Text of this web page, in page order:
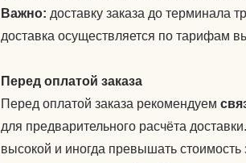
Важно: доставку заказа до терминала
доставка осуществляется по тарифам
Перед оплатой заказа
Перед оплатой заказа рекомендуем
для предварительного расчёта
высокой и иногда превышать